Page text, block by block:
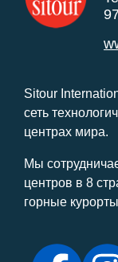
Sitour
сеть
центрах мира.
Мы
центров в 8
горные